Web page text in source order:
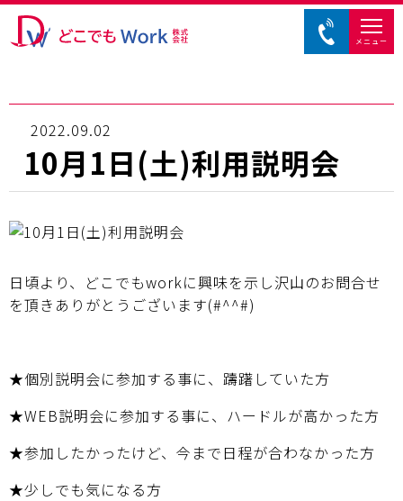
メニュー
2022.09.02
10月1日(土)利用説明会
日頃より、どこでもworkに興味を示し沢山のお問合せ
を頂きありがとうございます(#^^#)
★個別説明会に参加する事に、躊躇していた方
★WEB説明会に参加する事に、ハードルが高かった方
★参加したかったけど、今まで日程が合わなかった方
★少しでも気になる方